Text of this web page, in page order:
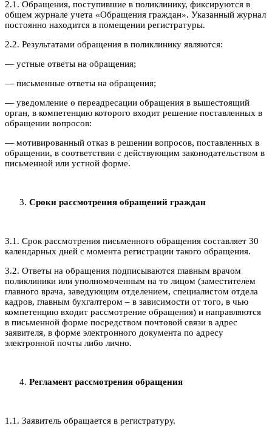
2.1. Обращения, поступившие в поликлинику, фиксируются в
общем журнале учета «Обращения граждан». Указанный журнал
постоянно находится в помещении регистратуры.
2.2. Результатами обращения в поликлинику являются:
— устные ответы на обращения;
— письменные ответы на обращения;
— уведомление о переадресации обращения в вышестоящий
орган, в компетенцию которого входит решение поставленных в
обращении вопросов:
— мотивированный отказ в решении вопросов, поставленных в
обращении, в соответствии с действующим законодательством в
письменной или устной форме.
Сроки рассмотрения обращений граждан
3.1. Срок рассмотрения письменного обращения составляет 30
календарных дней с момента регистрации такого обращения.
3.2. Ответы на обращения подписываются главным врачом
поликлиники или уполномоченным на то лицом (заместителем
главного врача, заведующим отделением, специалистом отдела
кадров, главным бухгалтером – в зависимости от того, в чью
компетенцию входит рассмотрение обращения) и направляются
в письменной форме посредством почтовой связи в адрес
заявителя, в форме электронного документа по адресу
электронной почты либо лично.
Регламент рассмотрения обращения
1.1. Заявитель обращается в регистратуру.